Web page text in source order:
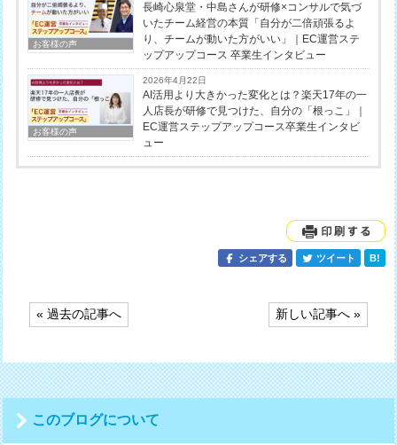
お客様の声
長崎心泉堂・中島さんが研修×コンサルで気づ
いたチーム経営の本質「自分が二倍頑張るよ
り、チームが動いた方がいい」｜EC運営ステ
ップアップコース 卒業生インタビュー
お客様の声
2026年4月22日
AI活用より大きかった変化とは？楽天17年の一
人店長が研修で見つけた、自分の「根っこ」｜
EC運営ステップアップコース卒業生インタビ
ュー
シェアする ツイート B!
投
稿
ナ
ビ
ゲ
ー
シ
ョ
ン
« 過去の記事へ 新しい記事へ »
このブログについて